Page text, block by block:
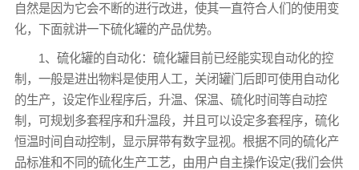
自然是因为它会不断的进行改进，使其一直符合人们的使用变
化，下面就讲一下硫化罐的产品优势。
1、硫化罐的自动化：硫化罐目前已经能实现自动化的控
制，一般是进出物料是使用人工，关闭罐门后即可使用自动化
的生产，设定作业程序后，升温、保温、硫化时间等自动控
制，可规划多套程序和升温段，并且可以设定多套程序，硫化
恒温时间自动控制，显示屏带有数字显视。根据不同的硫化产
品标准和不同的硫化生产工艺，由用户自主操作设定(我们会供